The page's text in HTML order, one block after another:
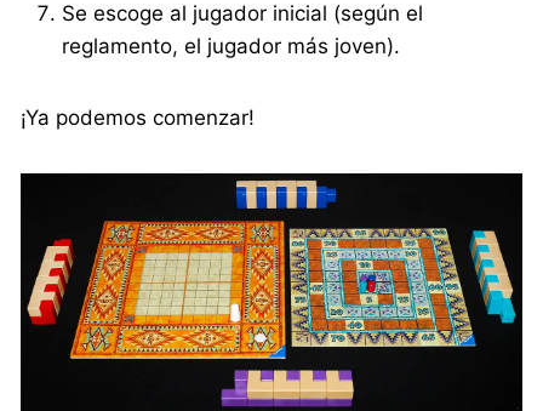
Se escoge al jugador inicial (según el
reglamento, el jugador más joven).
¡Ya podemos comenzar!